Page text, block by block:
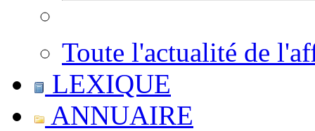
Toute l'actualité de
LEXIQUE
ANNUAIRE